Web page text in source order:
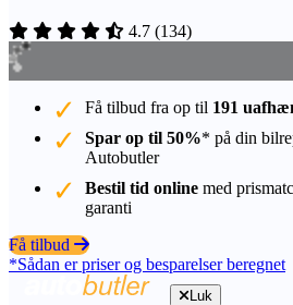
4.7 (134)
Få tilbud fra op til 191
Spar op til 50%* på din
Autobutler
Bestil tid online med
garanti
Få tilbud
*Sådan er priser og besparelser beregnet
Luk